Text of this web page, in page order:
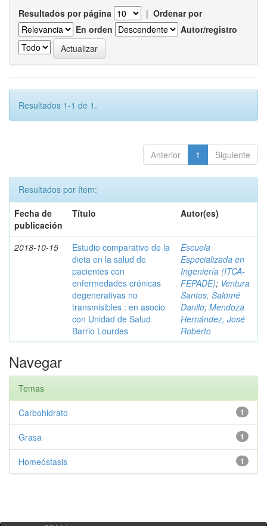
Resultados por página | Ordenar por
En orden
Autor/registro
Resultados 1-1 de 1.
Anterior 1 Siguiente
Resultados por ítem:
Fecha de
publicación
Título Autor(es)
2018-10-15
Estudio comparativo de la
dieta en la salud de
pacientes con
enfermedades crónicas
degenerativas no
transmisibles : en asocio
con Unidad de Salud
Barrio Lourdes
Escuela
Especializada en
Ingeniería (ITCA-
FEPADE); Ventura
Santos, Salomé
Danilo; Mendoza
Hernández, José
Roberto
Navegar
Temas
1
Carbohidrato
1
Grasa
1
Homeóstasis